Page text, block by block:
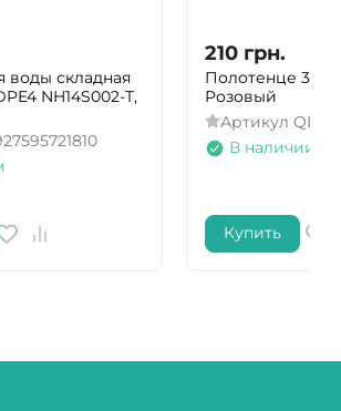
воды складная
NH14S002-T,
210 грн.
Полотенце 3F
Розовый
Артикул
В наличии
Купить